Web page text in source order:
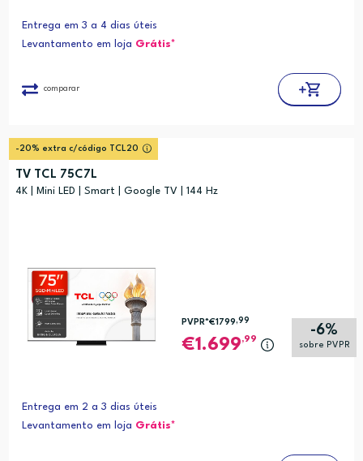
Entrega em 3 a 4 dias úteis
Levantamento em loja Grátis*
comparar
-20% extra c/código TCL20
TV TCL 75C7L
4K | Mini LED | Smart | Google TV | 144 Hz
-6%
sobre PVPR
PVPR*€1799,99
1.699,99
Entrega em 2 a 3 dias úteis
Levantamento em loja Grátis*